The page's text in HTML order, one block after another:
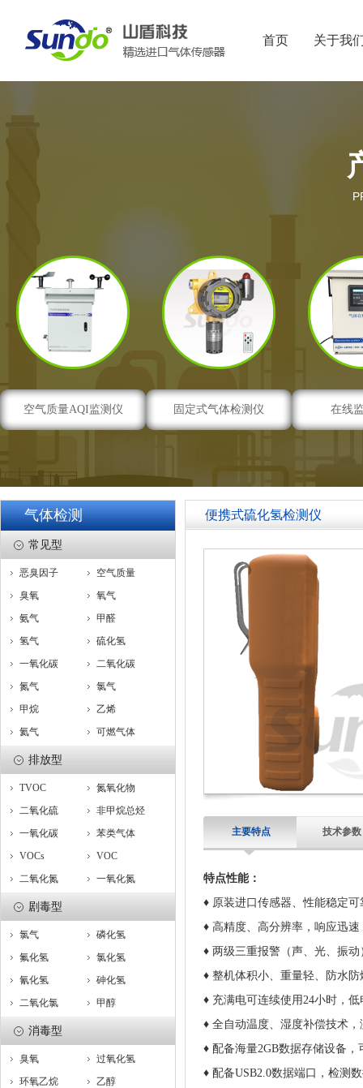
首页 关于我
空气质量AQI监测仪 固定式气体检测仪 在线
气体检测
常见型
恶臭因子
空气质量
臭氧
氧气
氨气
甲醛
氢气
硫化氢
一氧化碳
二氧化碳
氮气
氯气
甲烷
乙烯
氦气
可燃气体
排放型
TVOC
氮氧化物
二氧化硫
非甲烷总烃
一氧化碳
苯类气体
VOCs
VOC
二氧化氮
一氧化氮
剧毒型
氯气
磷化氢
氟化氢
氯化氢
氰化氢
砷化氢
二氧化氯
甲醇
消毒型
臭氧
过氧化氢
环氧乙烷
乙醇
便携式硫化氢检测仪
主要特点 技术参数
特点性能：
♦ 原装进口传感器、性能稳定可
♦ 高精度、高分辨率，响应迅速
♦ 两级三重报警（声、光、振
♦ 整机体积小、重量轻、防水防
♦ 充满电可连续使用24小时，
♦ 全自动温度、湿度补偿技术
♦ 配备海量2GB数据存储设备
♦ 配备USB2.0数据端口，检测